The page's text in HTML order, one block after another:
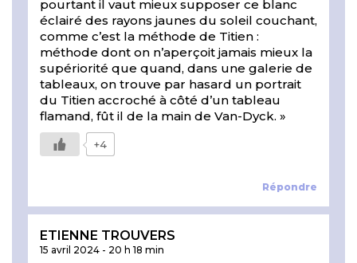
Répondre
pourtant il vaut mieux supposer ce blanc
éclairé des rayons jaunes du soleil couchant,
comme c’est la méthode de Titien :
méthode dont on n’aperçoit jamais mieux la
supériorité que quand, dans une galerie de
tableaux, on trouve par hasard un portrait
du Titien accroché à côté d’un tableau
flamand, fût il de la main de Van-Dyck. »
+4
ETIENNE TROUVERS
15 avril 2024 - 20 h 18 min